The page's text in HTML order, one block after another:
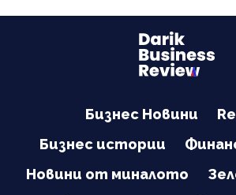
Бизнес Новини
Бизнес истории
Новини от миналото